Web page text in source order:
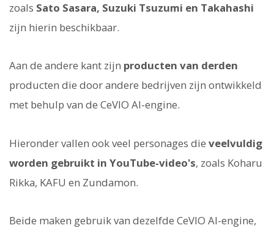
zoals Sato Sasara, Suzuki Tsuzumi en Takahashi
zijn hierin beschikbaar.
Aan de andere kant zijn producten van derden
producten die door andere bedrijven zijn ontwikkeld
met behulp van de CeVIO AI-engine.
Hieronder vallen ook veel personages die veelvuldig
worden gebruikt in YouTube-video's, zoals Koharu
Rikka, KAFU en Zundamon.
Beide maken gebruik van dezelfde CeVIO AI-engine,